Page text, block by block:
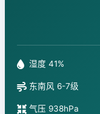
湿度 41%
东南风 6-7级
气压 938hPa